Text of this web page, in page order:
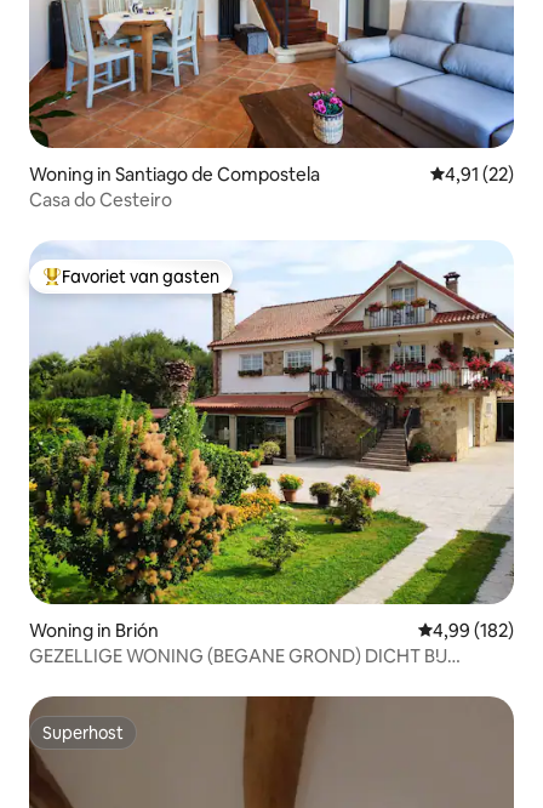
Woning in Santiago de Compostela Gemiddelde
4,91 (22)
Casa do Cesteiro
Topfavoriet van gasten
Favoriet van gasten
Woning in Brión Gemiddelde
4,99 (182)
GEZELLIGE WONING (BEGANE GROND) DICHT BIJ
Superhost
Superhost